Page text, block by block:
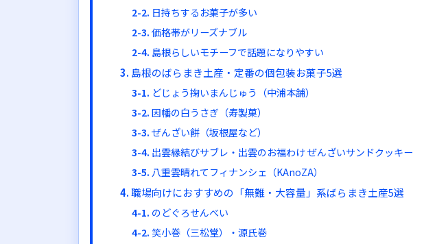
日持ちするお菓子が多い
価格帯がリーズナブル
島根らしいモチーフで話題になりやすい
島根のばらまき土産・定番の個包装お菓子5選
どじょう掬いまんじゅう（中浦本舗）
因幡の白うさぎ（寿製菓）
ぜんざい餅（坂根屋など）
出雲縁結びサブレ・出雲のお福わけ ぜんざいサンドクッキー
八重雲晴れてフィナンシェ（KAnoZA）
職場向けにおすすめの「無難・大容量」系ばらまき土産5選
のどぐろせんべい
笑小巻（三松堂）・源氏巻